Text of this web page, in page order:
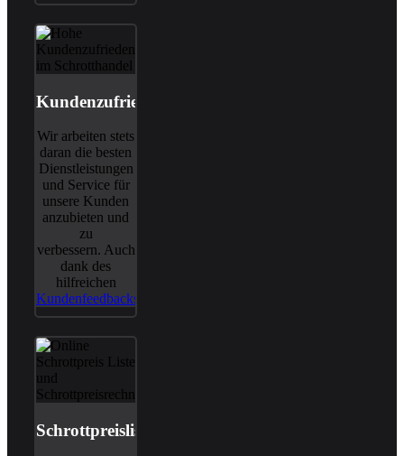
Kundenzufriedenheit
Wir arbeiten stets
daran die besten
Dienstleistungen
und Service für
unsere Kunden
anzubieten und
zu
verbessern. Auch
dank des
hilfreichen
Kundenfeedbacks
Schrottpreisliste